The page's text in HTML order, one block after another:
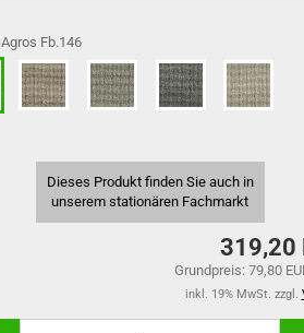
Agros Fb.146
Dieses Produkt finden Sie auch in
unserem stationären Fachmarkt
319,20
Grundpreis: 79,80
inkl. 19% MwSt. zzgl.